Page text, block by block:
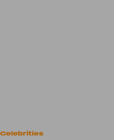
Celebrities